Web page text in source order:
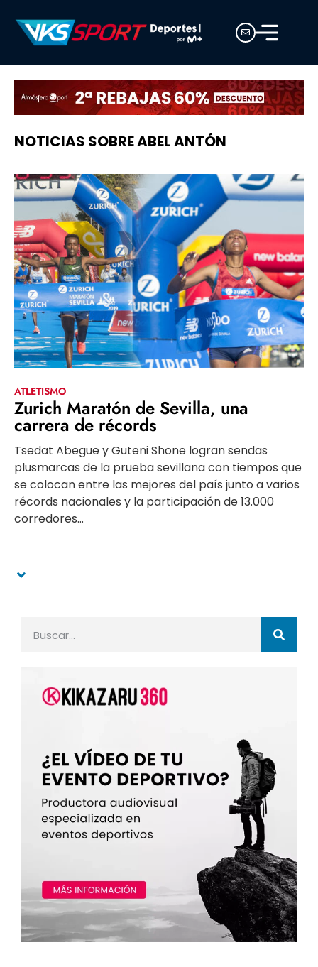
NOTICIAS SOBRE ABEL ANTÓN
ATLETISMO
Zurich Maratón de Sevilla, una
carrera de récords
Tsedat Abegue y Guteni Shone logran sendas
plusmarcas de la prueba sevillana con tiempos que
se colocan entre las mejores del país junto a varios
récords nacionales y la participación de 13.000
corredores...